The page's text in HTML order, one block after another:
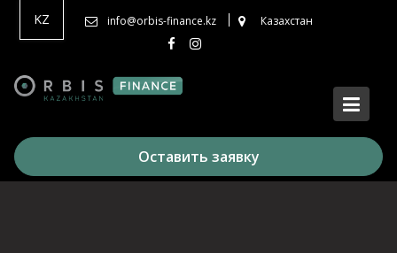
KZ info@orbis-finance.kz Казахстан
Оставить заявку